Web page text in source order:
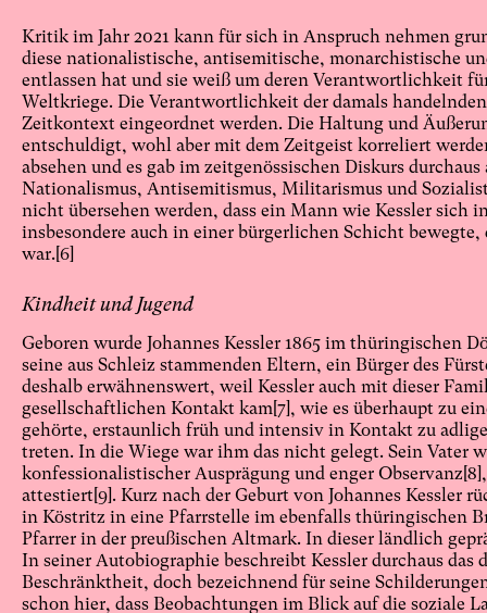
Kritik im Jahr 2021 kann für sich in Anspruch nehmen
diese nationalistische, antisemitische, monarchistische
entlassen hat und sie weiß um deren Verantwortlichkeit
Weltkriege. Die Verantwortlichkeit der damals
Zeitkontext eingeordnet werden. Die Haltung und
entschuldigt, wohl aber mit dem Zeitgeist korreliert
absehen und es gab im zeitgenössischen Diskurs
Nationalismus, Antisemitismus, Militarismus und
nicht übersehen werden, dass ein Mann wie Kessler sich
insbesondere auch in einer bürgerlichen Schicht
war.[6]
Kindheit und Jugend
Geboren wurde Johannes Kessler 1865 im thüringischen
seine aus Schleiz stammenden Eltern, ein Bürger des
deshalb erwähnenswert, weil Kessler auch mit dieser
gesellschaftlichen Kontakt kam[7], wie es überhaupt zu
gehörte, erstaunlich früh und intensiv in Kontakt zu
treten. In die Wiege war ihm das nicht gelegt. Sein Vater
konfessionalistischer Ausprägung und enger Observanz[8]
attestiert[9]. Kurz nach der Geburt von Johannes Kessler
in Köstritz in eine Pfarrstelle im ebenfalls thüringischen
Pfarrer in der preußischen Altmark. In dieser ländlich
In seiner Autobiographie beschreibt Kessler durchaus das
Beschränktheit, doch bezeichnend für seine
schon hier, dass Beobachtungen im Blick auf die soziale